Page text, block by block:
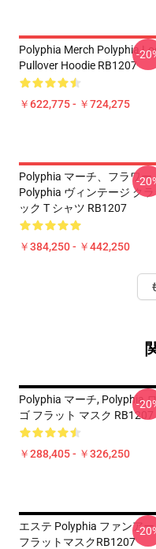
Polyphia Merch Polyphia
Pullover Hoodie RB1207
￥622,775 - ￥724,275
-
Polyphia マーチ、フラワー
Polyphia ヴィンテージ クラ
ック T シャツ RB1207
￥384,250 - ￥442,250
-
Polyphia マーチ, Polyphia
ゴ フラット マスク RB1207
￥288,405 - ￥326,250
-
エステ Polyphia ファンアー
フラットマスクRB1207
-